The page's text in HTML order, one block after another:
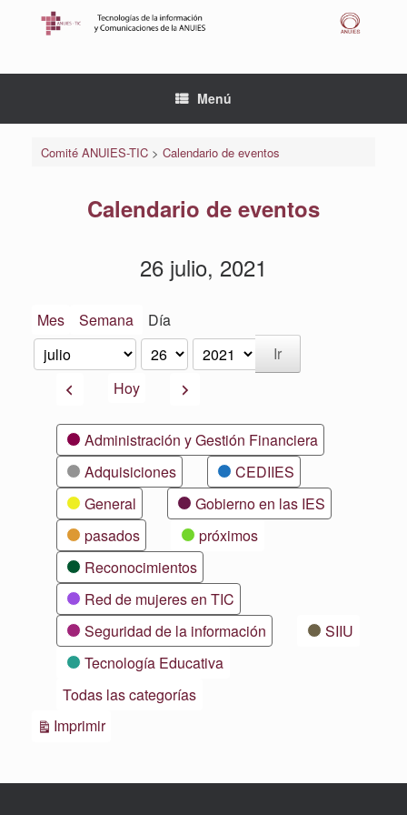
Menú
Comité ANUIES-TIC> Calendario de eventos
Calendario de eventos
26 julio, 2021
Mes Semana Día
Mes
Día
Año
AnteriorHoy Siguiente
CategoríasAdministración y Gestión Financiera
Adquisiciones
CEDIIES
General
Gobierno en las IES
pasados
próximos
Reconocimientos
Red de mujeres en TIC
Seguridad de la información
SIIU
Tecnología Educativa
Todas las categorías
ImprimirVistas